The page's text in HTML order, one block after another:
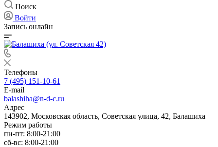
Поиск
Войти
Запись онлайн
Телефоны
7 (495) 151-10-61
E-mail
balashiha@n-d-c.ru
Адрес
143902, Московская область, Советская улица, 42, Балашиха
Режим работы
пн-пт: 8:00-21:00
сб-вс: 8:00-21:00